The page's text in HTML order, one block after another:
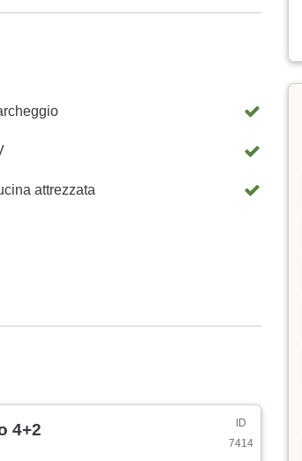
TV con programmi domestici e
attrezzata
4+2
ID
7414